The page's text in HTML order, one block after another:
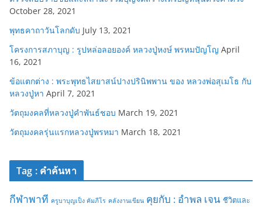
October 28, 2021
พุทธคาถาวันโลกดับ July 13, 2021
โครงการสภาบุญ : รูปหล่อลอยองค์ หลวงปู่หงษ์ พรหมปัญโญ April
16, 2021
ข้อแตกต่าง : พระพุทธไสยาสน์ปางปรินิพพาน ของ หลวงพ่อสุเมโธ กับ
หลวงปู่หา April 7, 2021
วัตถุมงคลที่หลวงปู่คำพันธ์ชอบ March 19, 2021
วัตถุมงคลรุ่นแรกหลวงปู่พรหมา March 18, 2021
Tag : คำค้นหา
กีฬาพาที ครูบาบุญเป็ง คัมภีโร คลังงานเขียน คุยกับ : อำพล เจน ชีวิตและ